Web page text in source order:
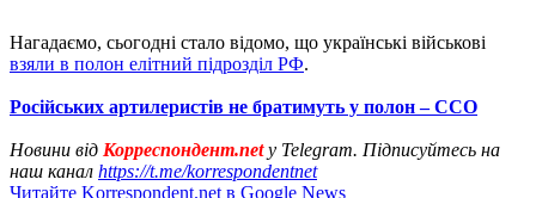
Нагадаємо, сьогодні стало відомо, що українські військові
взяли в полон елітний підрозділ РФ.
Російських артилеристів не братимуть у полон – ССО
Новини від Корреспондент.netу Telegram. Підписуйтесь на
наш канал https://t.me/korrespondentnet
Читайте Korrespondent.net в Google News